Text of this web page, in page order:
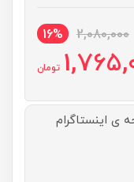
2,080,000
16%
تومان
ی اینستاگرام